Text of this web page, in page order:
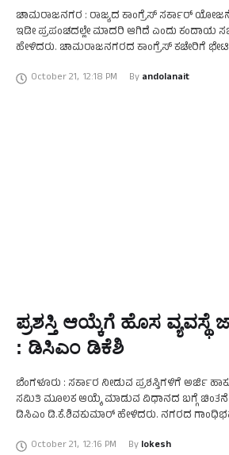
ಚಾಮರಾಜನಗರ : ರಾಜ್ಯದ ಕಾಂಗ್ರೆಸ್ ಸರ್ಕಾರ್
ಇಡೀ ಪ್ರಪಂಚದಲ್ಲೇ ಮಾದರಿ ಆಗಿದೆ ಎಂದು ಕಂದಾಯ
ಹೇಳಿದರು. ಚಾಮರಾಜನಗರದ ಕಾಂಗ್ರೆಸ್ ಕಚೇರಿಗೆ
October 21, 12:18 PM By andolanait
ಪ್ರಶಸ್ತಿ ಆಯ್ಕೆಗೆ ಹೊಸ ವ್ಯವಸ್ಥೆ
: ಡಿಸಿಎಂ ಡಿಕೆಶಿ
ಬೆಂಗಳೂರು : ಸರ್ಕಾರ ನೀಡುವ ಪ್ರಶಸ್ತಿಗಳಿಗೆ ಅರ್ಜಿ
ಸಮಿತಿ ಮೂಲಕ ಆಯ್ಕೆ ಮಾಡುವ ವಿಧಾನದ ಬಗ್ಗೆ ಚಿಂತನೆ
ಡಿಸಿಎಂ ಡಿ.ಕೆ.ಶಿವಕುಮಾರ್ ಹೇಳಿದರು. ನಗರದ
October 21, 12:16 PM By lokesh